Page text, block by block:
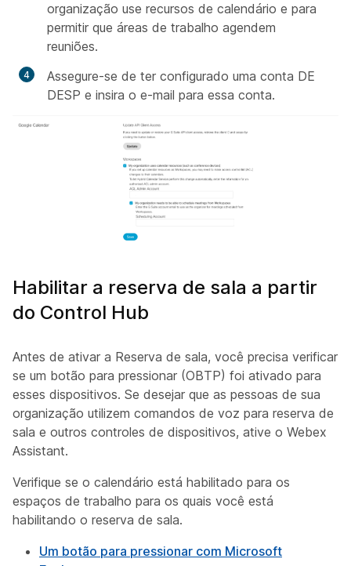
organização use recursos de calendário e para
permitir que áreas de trabalho agendem
reuniões.
Assegure-se de ter configurado uma conta DE
DESP e insira o e-mail para essa conta.
Habilitar a reserva de sala a partir
do Control Hub
Antes de ativar a Reserva de sala, você precisa verificar
se um botão para pressionar (OBTP) foi ativado para
esses dispositivos. Se desejar que as pessoas de sua
organização utilizem comandos de voz para reserva de
sala e outros controles de dispositivos, ative o Webex
Assistant.
Verifique se o calendário está habilitado para os
espaços de trabalho para os quais você está
habilitando o reserva de sala.
Um botão para pressionar com Microsoft